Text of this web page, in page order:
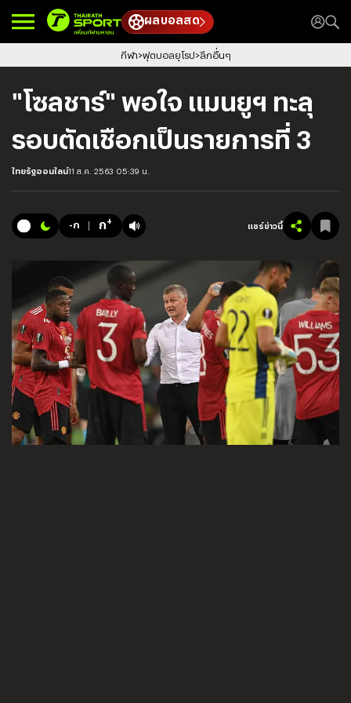
ผลบอลสด
กีฬา ฟุตบอลยุโรป ลีกอื่นๆ
"โซลชาร์" พอใจ แมนยูฯ ทะลุ
รอบตัดเชือกเป็นรายการที่ 3
ไทยรัฐออนไลน์11 ส.ค. 2563 05:39 น.
-ก ก+ แชร์ข่าวนี้